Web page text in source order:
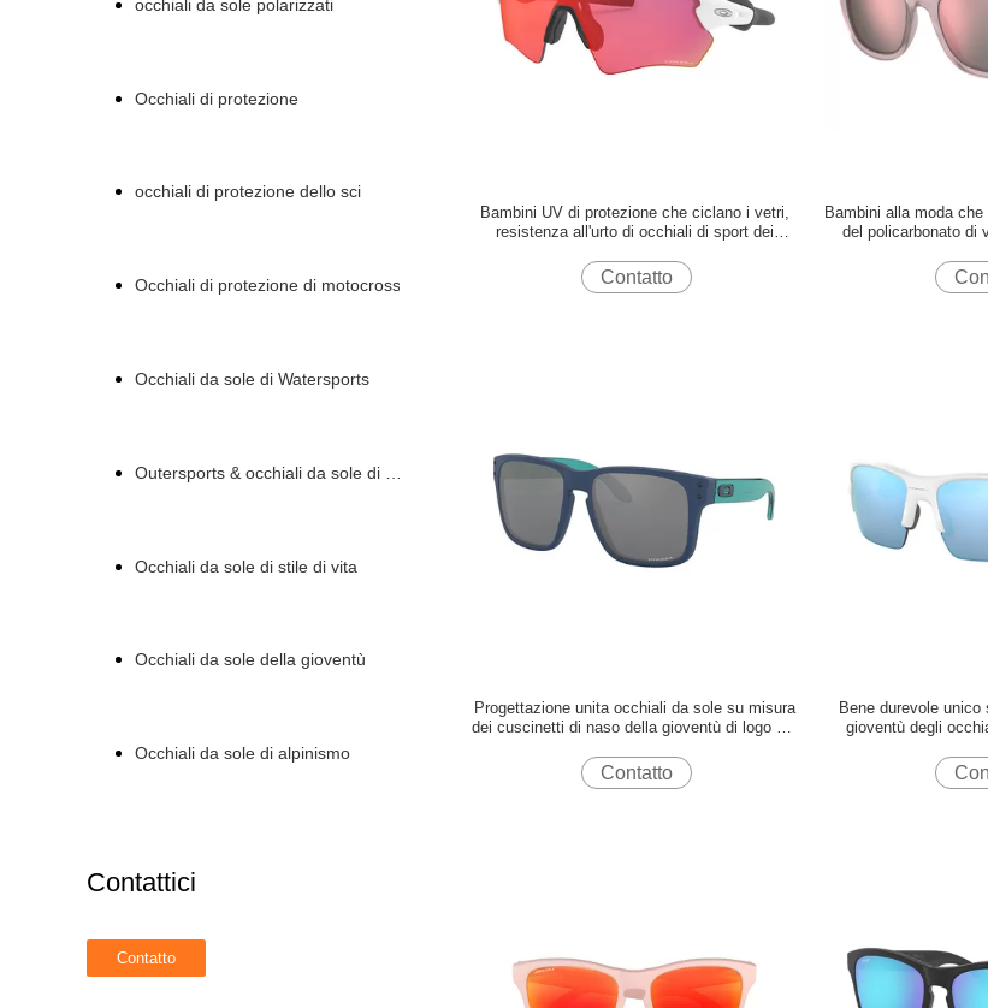
occhiali da sole polarizzati
Occhiali di protezione
occhiali di protezione dello sci
Occhiali di protezione di motocross
Occhiali da sole di Watersports
Outersports & occhiali da sole di attività
Occhiali da sole di stile di vita
Occhiali da sole della gioventù
Occhiali da sole di alpinismo
Contattici
Bambini UV di protezione che ciclano i vetri,
resistenza all'urto di occhiali di sport dei
Contatto
Bambini alla moda
del policarbonato di
Progettazione unita occhiali da sole su misura
dei cuscinetti di naso della gioventù di logo per
Contatto
Bene durevole
gioventù degli